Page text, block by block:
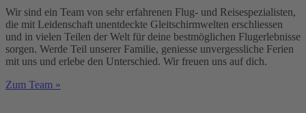
Wir sind ein Team von sehr erfahrenen Flug- und Reisespezialisten,
die mit Leidenschaft unentdeckte Gleitschirmwelten erschliessen
und in vielen Teilen der Welt für deine bestmöglichen Flugerlebnisse
sorgen. Werde Teil unserer Familie, geniesse unvergessliche Ferien
mit uns und erlebe den Unterschied. Wir freuen uns auf dich.
Zum Team »